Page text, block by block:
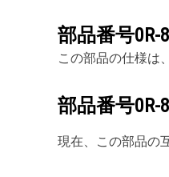
部品番号0R-
この部品の仕様は
部品番号0R-
現在、この部品の